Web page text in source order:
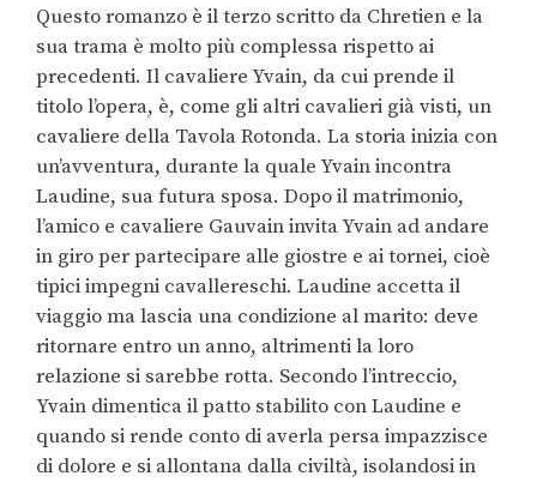
Questo romanzo è il terzo scritto da Chretien e la
sua trama è molto più complessa rispetto ai
precedenti. Il cavaliere Yvain, da cui prende il
titolo l’opera, è, come gli altri cavalieri già visti, un
cavaliere della Tavola Rotonda. La storia inizia con
un’avventura, durante la quale Yvain incontra
Laudine, sua futura sposa. Dopo il matrimonio,
l’amico e cavaliere Gauvain invita Yvain ad andare
in giro per partecipare alle giostre e ai tornei, cioè
tipici impegni cavallereschi. Laudine accetta il
viaggio ma lascia una condizione al marito: deve
ritornare entro un anno, altrimenti la loro
relazione si sarebbe rotta. Secondo l’intreccio,
Yvain dimentica il patto stabilito con Laudine e
quando si rende conto di averla persa impazzisce
di dolore e si allontana dalla civiltà, isolandosi in